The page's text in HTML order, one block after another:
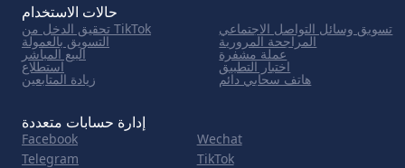
حالات الاستخدام
تحقيق الدخل من TikTok تسويق وسائل التواصل الاجتماعي
التسويق بالعمولة المراجحة المرورية
البيع المباشر عملة مشفرة
استطلاع اختبار التطبيق
زيادة المتابعين هاتف سحابي دائم
إدارة حسابات متعددة
Facebook
Wechat
Telegram
TikTok